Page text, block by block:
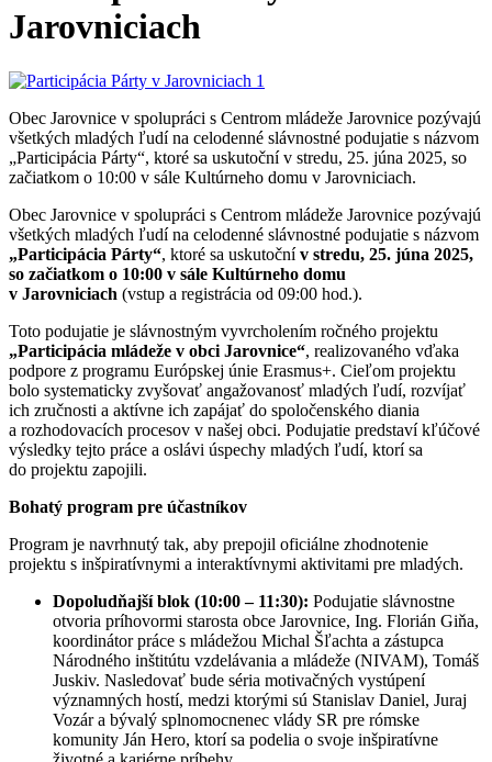
Jarovniciach
Obec Jarovnice v spolupráci s Centrom mládeže Jarovnice pozývajú
všetkých mladých ľudí na celodenné slávnostné podujatie s názvom
„Participácia Párty“, ktoré sa uskutoční v stredu, 25. júna 2025, so
začiatkom o 10:00 v sále Kultúrneho domu v Jarovniciach.
Obec Jarovnice v spolupráci s Centrom mládeže Jarovnice pozývajú
všetkých mladých ľudí na celodenné slávnostné podujatie s názvom
„Participácia Párty“, ktoré sa uskutočnív stredu, 25. júna 2025,
so začiatkom o 10:00 v sále Kultúrneho domu
v Jarovniciach (vstup a registrácia od 09:00 hod.).
Toto podujatie je slávnostným vyvrcholením ročného projektu
„Participácia mládeže v obci Jarovnice“, realizovaného vďaka
podpore z programu Európskej únie Erasmus+. Cieľom projektu
bolo systematicky zvyšovať angažovanosť mladých ľudí, rozvíjať
ich zručnosti a aktívne ich zapájať do spoločenského diania
a rozhodovacích procesov v našej obci. Podujatie predstaví kľúčové
výsledky tejto práce a oslávi úspechy mladých ľudí, ktorí sa
do projektu zapojili.
Bohatý program pre účastníkov
Program je navrhnutý tak, aby prepojil oficiálne zhodnotenie
projektu s inšpiratívnymi a interaktívnymi aktivitami pre mladých.
Dopoludňajší blok (10:00 – 11:30): Podujatie slávnostne
otvoria príhovormi starosta obce Jarovnice, Ing. Florián Giňa,
koordinátor práce s mládežou Michal Šľachta a zástupca
Národného inštitútu vzdelávania a mládeže (NIVAM), Tomáš
Juskiv. Nasledovať bude séria motivačných vystúpení
významných hostí, medzi ktorými sú Stanislav Daniel, Juraj
Vozár a bývalý splnomocnenec vlády SR pre rómske
komunity Ján Hero, ktorí sa podelia o svoje inšpiratívne